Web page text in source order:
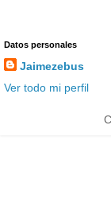
Datos personales
Jaimezebus
Ver todo mi perfil